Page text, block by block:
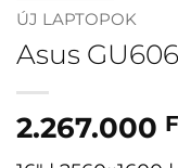
ÚJ LAPTOPOK
Asus
2.267.000